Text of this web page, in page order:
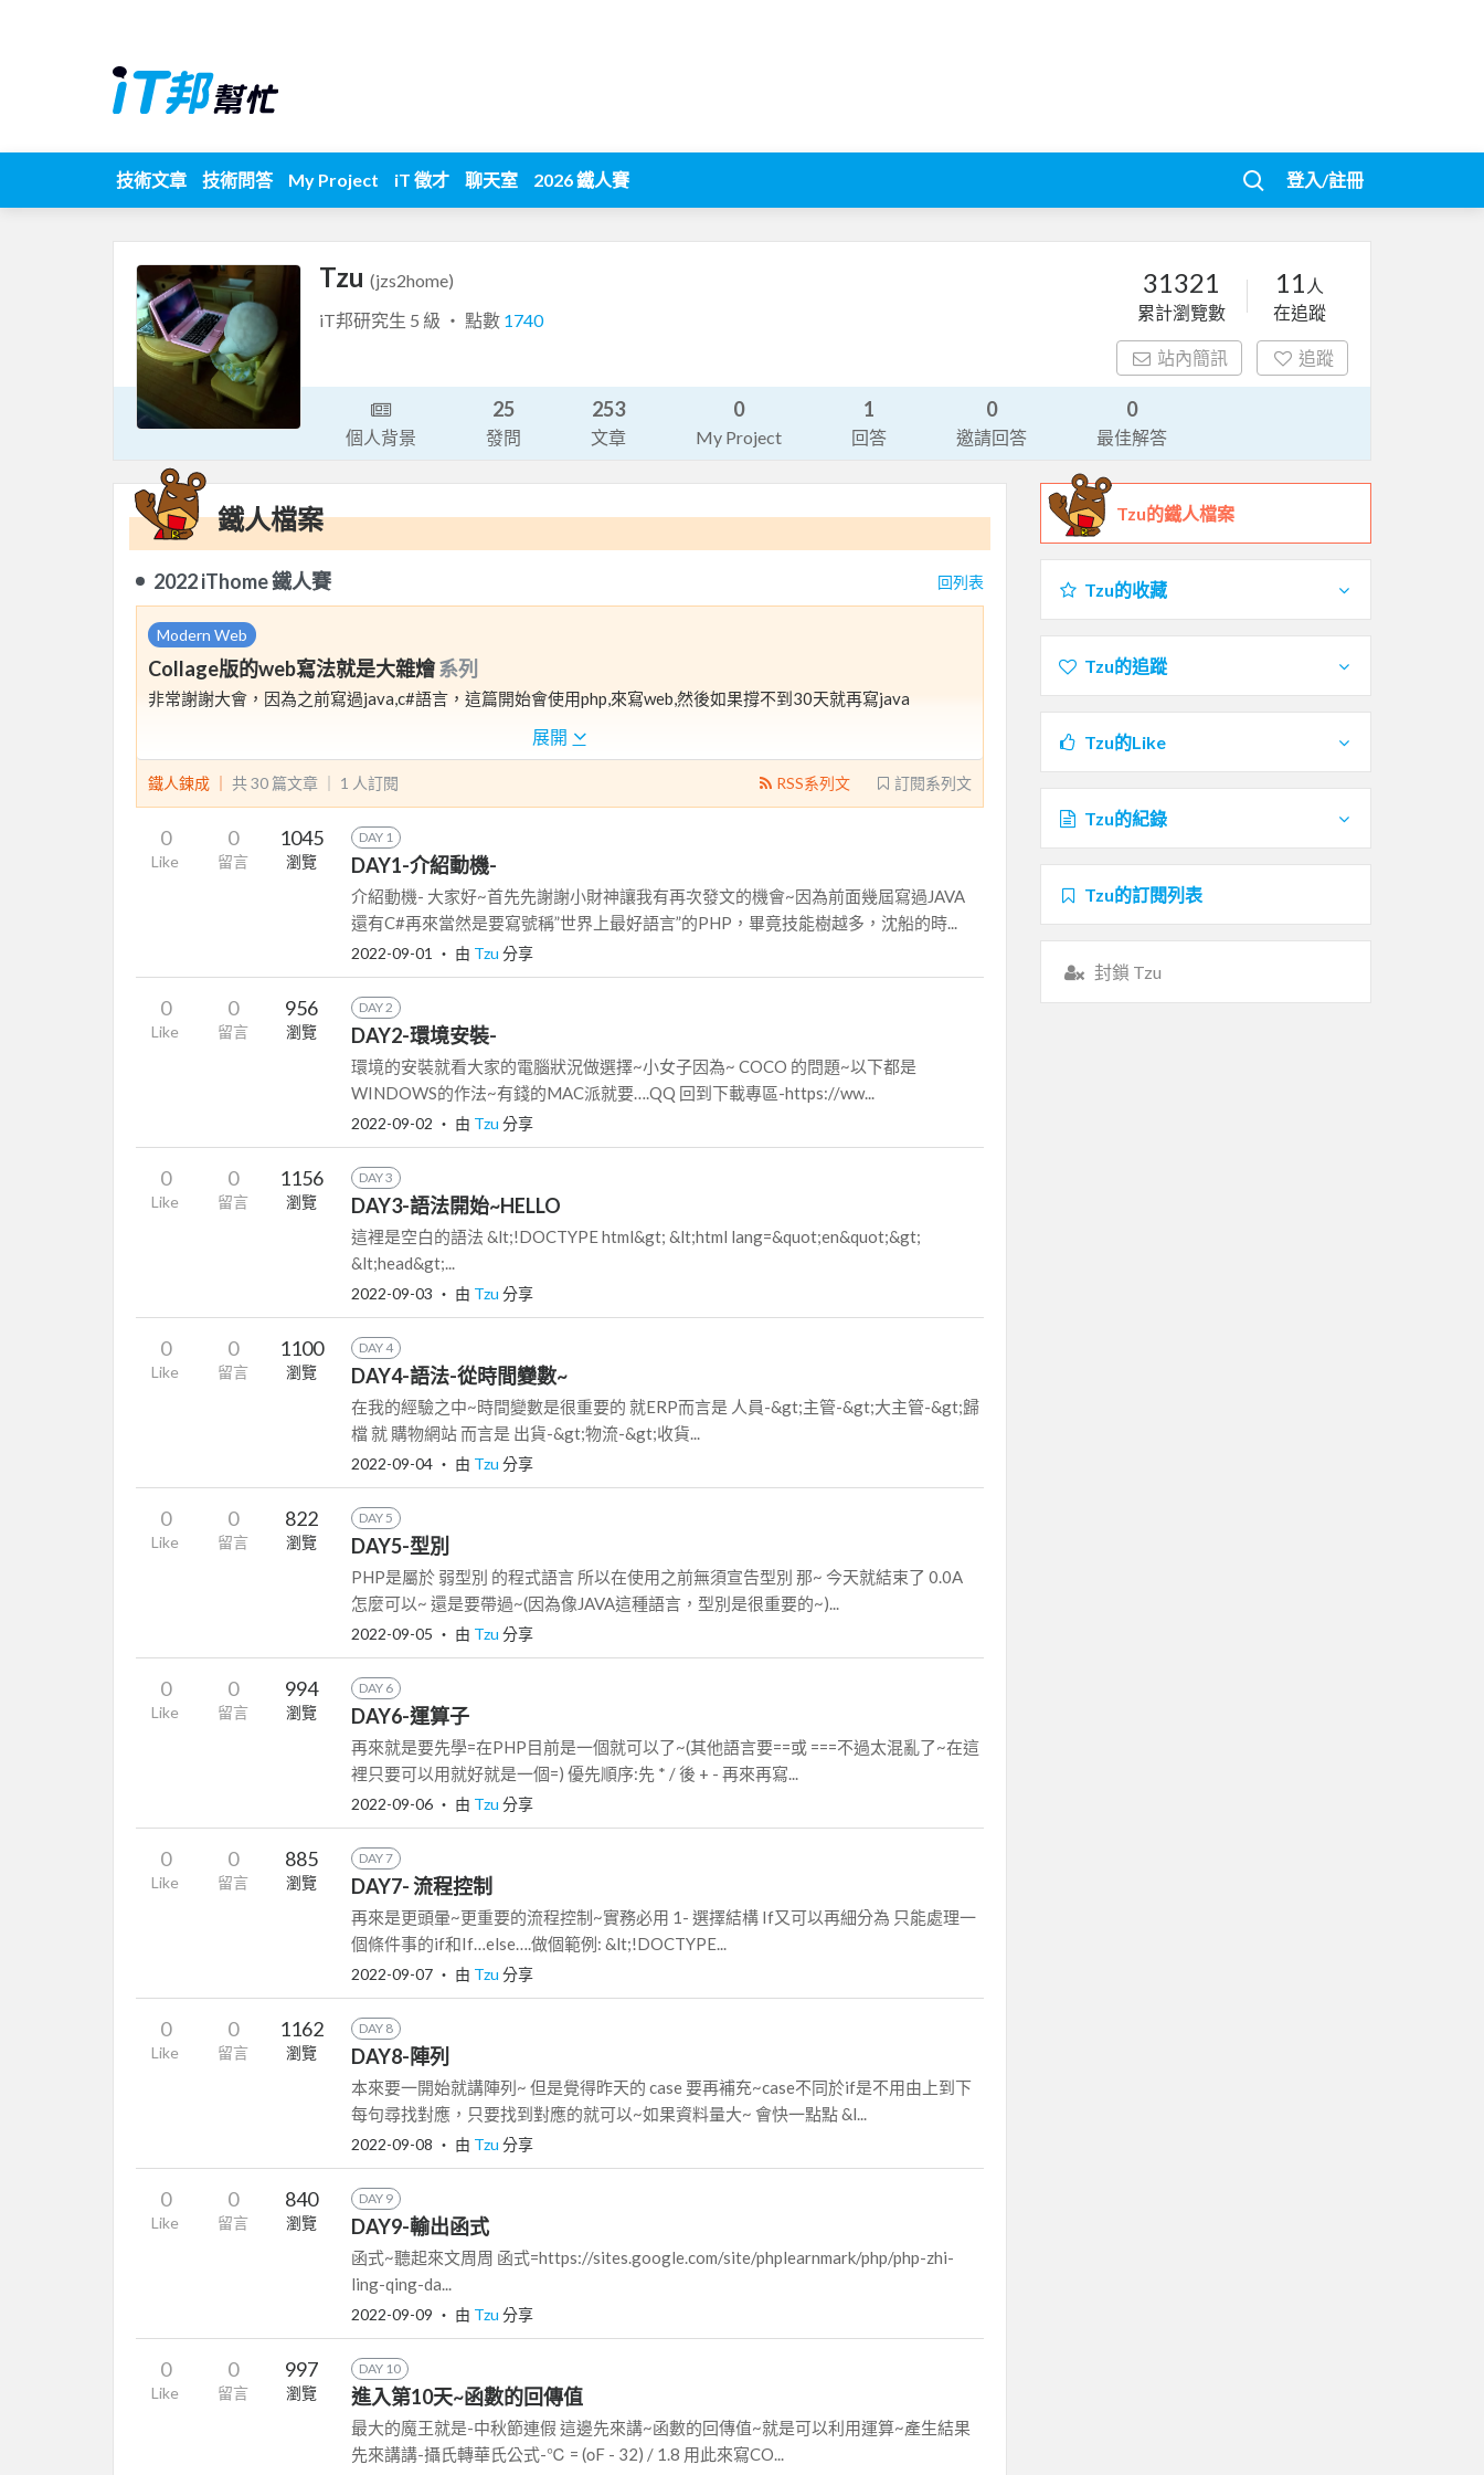
技術文章 技術問答 My Project iT 徵才 聊天室 2026 鐵人賽 登入/註冊
Tzu (jzs2home)
iT邦研究生 5 級 ‧ 點數 1740
31321
累計瀏覽數
11 人
在追蹤
站內簡訊 追蹤
個人背景
25
發問
253
文章
0
My Project
1
回答
0
邀請回答
0
最佳解答
鐵人檔案
2022 iThome 鐵人賽 回列表
Modern Web
Collage版的web寫法就是大雜燴系列
非常謝謝大會，因為之前寫過java,c#語言，這篇開始會使用php,來寫web,然後如果撐不到30天就再寫java
展開
鐵人鍊成 ｜ 共 30 篇文章 ｜ 1 人訂閱 訂閱系列文
RSS系列文
0
Like
0
留言
1045
瀏覽
DAY 1
DAY1-介紹動機-
介紹動機- 大家好~首先先謝謝小財神讓我有再次發文的機會~因為前面幾屆寫過JAVA
還有C#再來當然是要寫號稱”世界上最好語言”的PHP，畢竟技能樹越多，沈船的時...
2022-09-01 ‧ 由 Tzu 分享
0
Like
0
留言
956
瀏覽
DAY 2
DAY2-環境安裝-
環境的安裝就看大家的電腦狀況做選擇~小女子因為~ COCO 的問題~以下都是
WINDOWS的作法~有錢的MAC派就要….QQ 回到下載專區-https://ww...
2022-09-02 ‧ 由 Tzu 分享
0
Like
0
留言
1156
瀏覽
DAY 3
DAY3-語法開始~HELLO
這裡是空白的語法 &lt;!DOCTYPE html&gt; &lt;html lang=&quot;en&quot;&gt;
&lt;head&gt;...
2022-09-03 ‧ 由 Tzu 分享
0
Like
0
留言
1100
瀏覽
DAY 4
DAY4-語法-從時間變數~
在我的經驗之中~時間變數是很重要的 就ERP而言是 人員-&gt;主管-&gt;大主管-&gt;歸
檔 就 購物網站 而言是 出貨-&gt;物流-&gt;收貨...
2022-09-04 ‧ 由 Tzu 分享
0
Like
0
留言
822
瀏覽
DAY 5
DAY5-型別
PHP是屬於 弱型別 的程式語言 所以在使用之前無須宣告型別 那~ 今天就結束了 0.0A
怎麼可以~ 還是要帶過~(因為像JAVA這種語言，型別是很重要的~)...
2022-09-05 ‧ 由 Tzu 分享
0
Like
0
留言
994
瀏覽
DAY 6
DAY6-運算子
再來就是要先學=在PHP目前是一個就可以了~(其他語言要==或 ===不過太混亂了~在這
裡只要可以用就好就是一個=) 優先順序:先 * / 後 + - 再來再寫...
2022-09-06 ‧ 由 Tzu 分享
0
Like
0
留言
885
瀏覽
DAY 7
DAY7- 流程控制
再來是更頭暈~更重要的流程控制~實務必用 1- 選擇結構 If又可以再細分為 只能處理一
個條件事的if和If…else….做個範例: &lt;!DOCTYPE...
2022-09-07 ‧ 由 Tzu 分享
0
Like
0
留言
1162
瀏覽
DAY 8
DAY8-陣列
本來要一開始就講陣列~ 但是覺得昨天的 case 要再補充~case不同於if是不用由上到下
每句尋找對應，只要找到對應的就可以~如果資料量大~ 會快一點點 &l...
2022-09-08 ‧ 由 Tzu 分享
0
Like
0
留言
840
瀏覽
DAY 9
DAY9-輸出函式
函式~聽起來文周周 函式=https://sites.google.com/site/phplearnmark/php/php-zhi-
ling-qing-da...
2022-09-09 ‧ 由 Tzu 分享
0
Like
0
留言
997
瀏覽
DAY 10
進入第10天~函數的回傳值
最大的魔王就是-中秋節連假 這邊先來講~函數的回傳值~就是可以利用運算~產生結果
先來講講-攝氏轉華氏公式-℃ = (οF - 32) / 1.8 用此來寫CO...
Tzu的鐵人檔案
Tzu的收藏
Tzu的追蹤
Tzu的Like
Tzu的紀錄
Tzu的訂閱列表
封鎖 Tzu